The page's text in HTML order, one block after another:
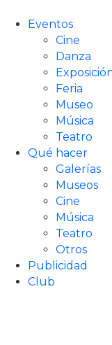
Eventos
Cine
Danza
Feria
Museo
Música
Teatro
Qué hacer
Galerías
Museos
Cine
Música
Teatro
Otros
Publicidad
Club